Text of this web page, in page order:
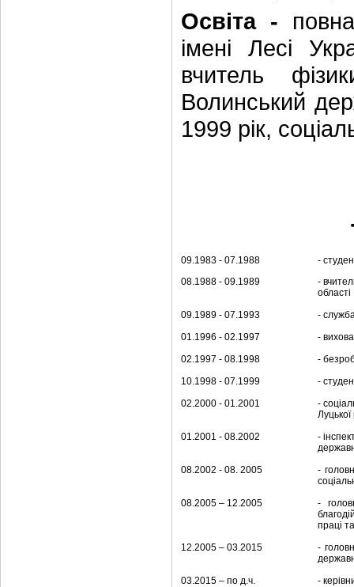
Освіта -
імені Лесі
вчитель
Волинський
1999 рік,
09.1983 - 07.1988
-
08.1988 - 09.1989
-
області
09.1989 - 07.1993
-
01.1996 - 02.1997
-
02.1997 - 08.1998
-
10.1998 - 07.1999
-
02.2000 - 01.2001
-
Луцької
01.2001 - 08.2002
-
08.2002 - 08. 2005
-
08.2005 – 12.2005
-
праці
12.2005 – 03.2015
-
03.2015 – по д.ч.
-